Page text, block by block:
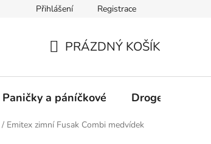
Přihlášení Registrace
KOŠÍK
PRÁZDNÝ KOŠÍK
Paničky a páníčkové Drogerie
/ Emitex zimní Fusak Combi medvídek